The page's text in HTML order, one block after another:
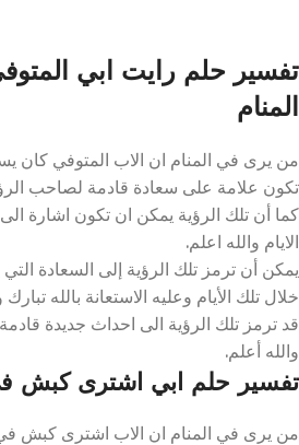
تفسير حلم رايت ابي
المنام
من يرى في المنام ان الاب المتوفي كان
تكون علامة على سعادة قادمة لصاحب
كما أن تلك الرؤية يمكن ان تكون اشارة
الايام والله اعلم.
يمكن أن ترمز تلك الرؤية إلى السعادة التي
خلال تلك الأيام وعليه الاستعانة بالله تبارك
قد ترمز تلك الرؤية الى احداث جديدة
والله أعلم.
تفسير حلم ابي اشترى كبش
من يرى في المنام ان الاب اشترى كبش